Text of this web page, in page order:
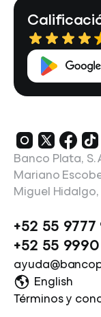
+52 55
+52 55
Banco Plata,
Mariano
Miguel Hidalgo,
English
Términos y